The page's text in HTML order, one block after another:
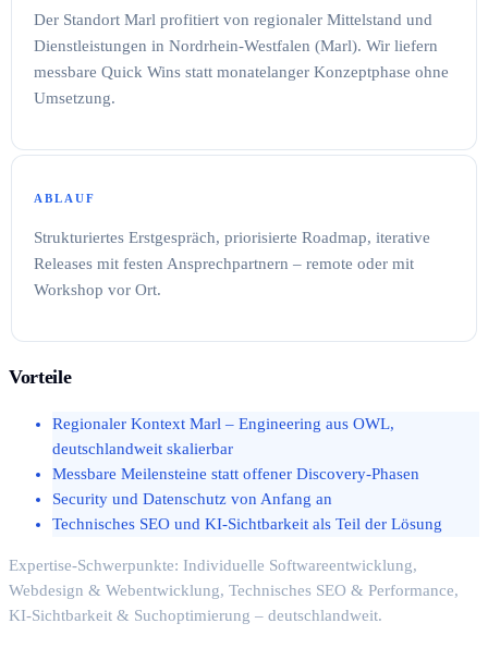
Der Standort Marl profitiert von regionaler Mittelstand und
Dienstleistungen in Nordrhein-Westfalen (Marl). Wir liefern
messbare Quick Wins statt monatelanger Konzeptphase ohne
Umsetzung.
ABLAUF
Strukturiertes Erstgespräch, priorisierte Roadmap, iterative
Releases mit festen Ansprechpartnern – remote oder mit
Workshop vor Ort.
Vorteile
Regionaler Kontext Marl – Engineering aus OWL,
deutschlandweit skalierbar
Messbare Meilensteine statt offener Discovery-Phasen
Security und Datenschutz von Anfang an
Technisches SEO und KI-Sichtbarkeit als Teil der Lösung
Expertise-Schwerpunkte: Individuelle Softwareentwicklung,
Webdesign & Webentwicklung, Technisches SEO & Performance,
KI-Sichtbarkeit & Suchoptimierung – deutschlandweit.